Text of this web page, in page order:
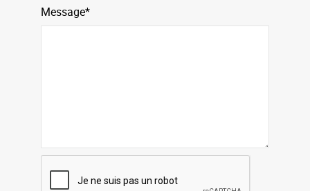
Message*